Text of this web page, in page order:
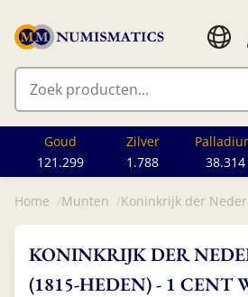
Goud
121.299
Zilver
1.788
38.314
Home Munten Koninkrijk der
KONINKRIJK DER
(1815-HEDEN) - 1 CENT